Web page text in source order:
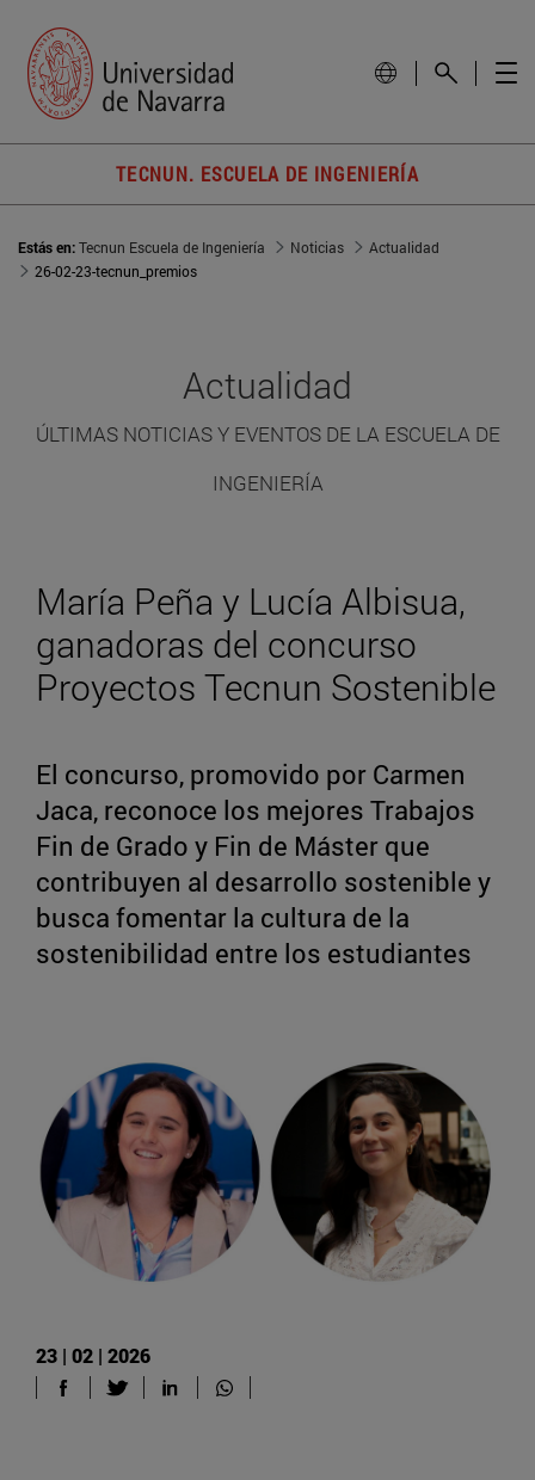
TECNUN. ESCUELA DE INGENIERÍA
Estás en:Tecnun Escuela de Ingeniería Noticias
Actualidad
26-02-23-tecnun_premios
Actualidad
ÚLTIMAS NOTICIAS Y EVENTOS DE LA ESCUELA DE
INGENIERÍA
María Peña y Lucía Albisua,
ganadoras del concurso
Proyectos Tecnun Sostenible
El concurso, promovido por Carmen
Jaca, reconoce los mejores Trabajos
Fin de Grado y Fin de Máster que
contribuyen al desarrollo sostenible y
busca fomentar la cultura de la
sostenibilidad entre los estudiantes
23 | 02 | 2026